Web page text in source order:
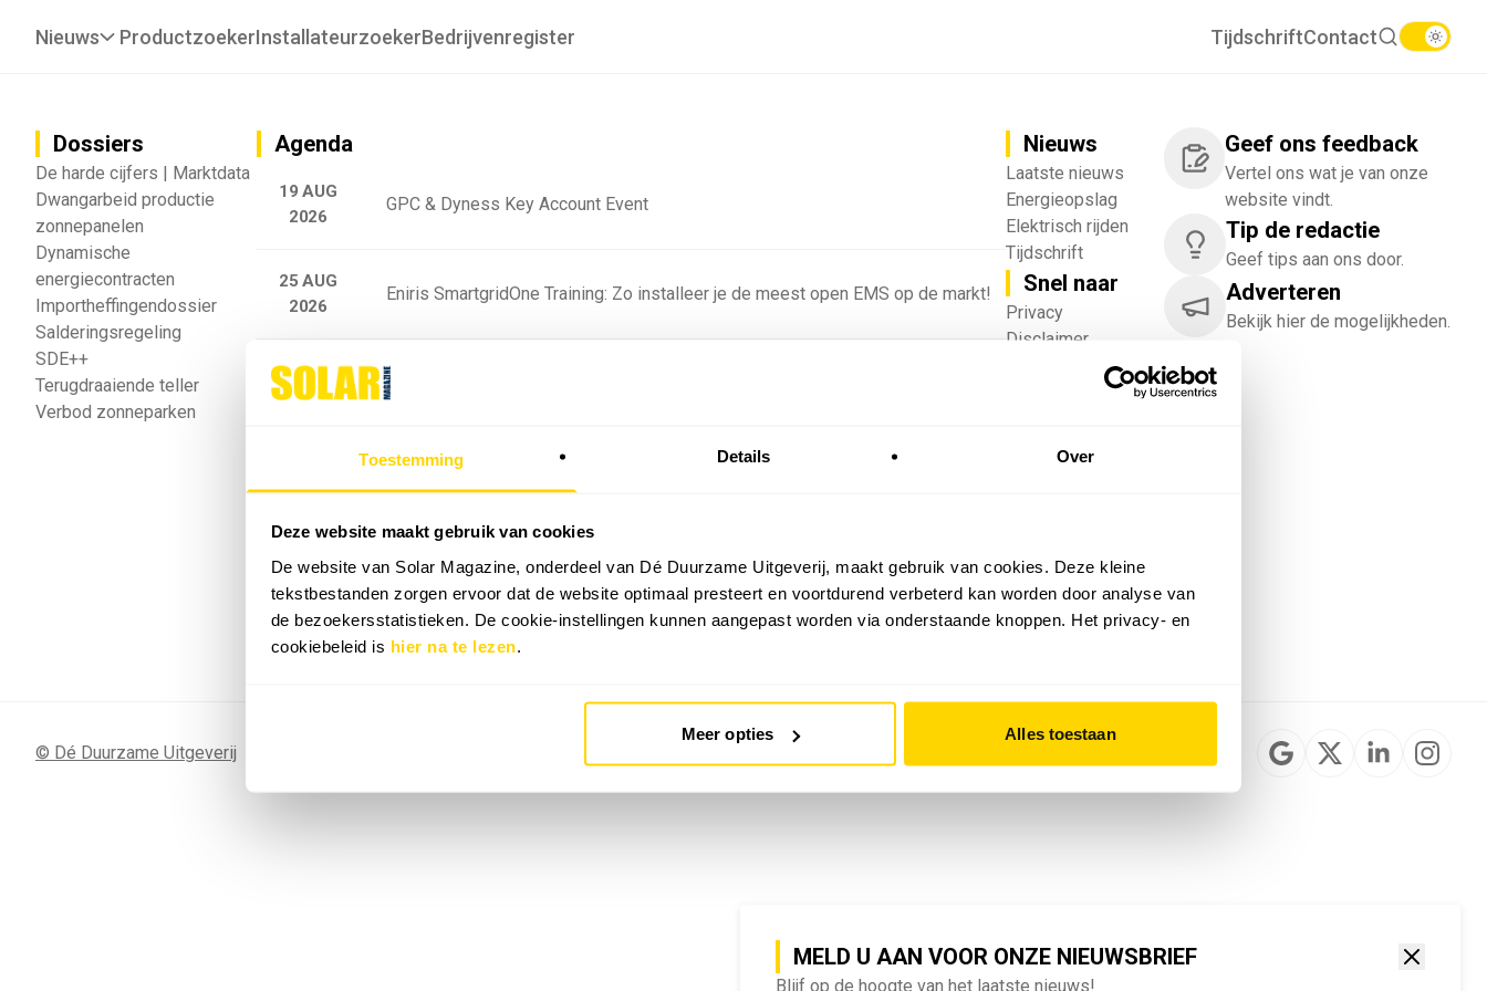
Toestemming Details Over
Deze website maakt gebruik van cookies
De website van Solar Magazine, onderdeel van Dé Duurzame Uitgeverij, maakt gebruik van cookies. Deze kleine
tekstbestanden zorgen ervoor dat de website optimaal presteert en voortdurend verbeterd kan worden door analyse van
de bezoekersstatistieken. De cookie-instellingen kunnen aangepast worden via onderstaande knoppen. Het privacy- en
cookiebeleid is hier na te lezen.
Meer opties Alles toestaan
MELD U AAN VOOR ONZE NIEUWSBRIEF
Blijf op de hoogte van het laatste nieuws!
Nieuws ProductzoekerInstallateurzoekerBedrijvenregister TijdschriftContact
Dossiers
De harde cijfers | Marktdata
Dwangarbeid productie
zonnepanelen
Dynamische
energiecontracten
Importheffingendossier
Salderingsregeling
SDE++
Terugdraaiende teller
Verbod zonneparken
Agenda
19 AUG
2026
GPC & Dyness Key Account Event
25 AUG
2026
Eniris SmartgridOne Training: Zo installeer je de meest open EMS op de markt!
25 AUG
2026
Sigenergy Training - Residentieel
2026
Webinar: Toekomstige batterijprofielen: hoe netbeheerders proberen
batterijgedrag in 2035 te voorspellen
2026
Sunergy Academy | SlimmeRik on Tour
Nieuws
Laatste nieuws
Energieopslag
Elektrisch rijden
Tijdschrift
Snel naar
Privacy
Disclaimer
Vacatures
English
Geef ons feedback
Vertel ons wat je van onze
website vindt.
Tip de redactie
Geef tips aan ons door.
Adverteren
Bekijk hier de mogelijkheden.
© Dé Duurzame Uitgeverij